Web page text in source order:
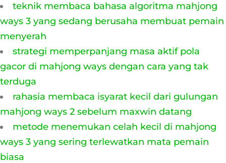
teknik membaca bahasa algoritma mahjong
ways 3 yang sedang berusaha membuat pemain
menyerah
strategi memperpanjang masa aktif pola
gacor di mahjong ways dengan cara yang tak
terduga
rahasia membaca isyarat kecil dari gulungan
mahjong ways 2 sebelum maxwin datang
metode menemukan celah kecil di mahjong
ways 3 yang sering terlewatkan mata pemain
biasa